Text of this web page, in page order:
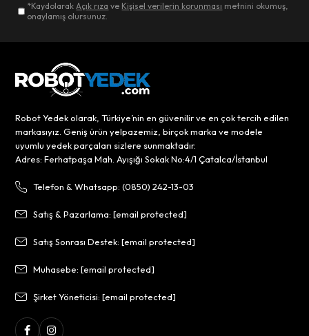
*KaydolarakAçık rıza ve Kişisel verilerin korunması metnini okumuş,
onaylamış olursunuz.
Robot Yedek olarak, Türkiye’nin en güvenilir ve en çok tercih edilen
markasıyız. Geniş ürün yelpazemiz, birçok marka ve modele
uyumlu yedek parçaları sizlere sunmaktadır.
Adres: Ferhatpaşa Mah. Ayışığı Sokak No:4/1 Çatalca/İstanbul
Telefon & Whatsapp: (0850) 242-13-03
Satış & Pazarlama:[email protected]
Satış Sonrası Destek:[email protected]
Muhasebe:[email protected]
Şirket Yöneticisi:[email protected]